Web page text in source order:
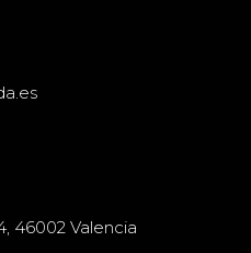
46002 Valencia